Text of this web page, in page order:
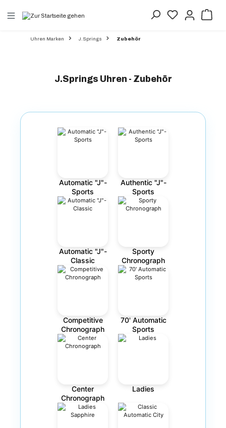
Uhren Marken J.Springs Zubehör
J.Springs Uhren - Zubehör
Automatic "J"-
Sports
Authentic "J"-
Sports
Automatic "J"-
Classic
Sporty
Chronograph
Competitive
Chronograph
70' Automatic
Sports
Center
Chronograph
Ladies